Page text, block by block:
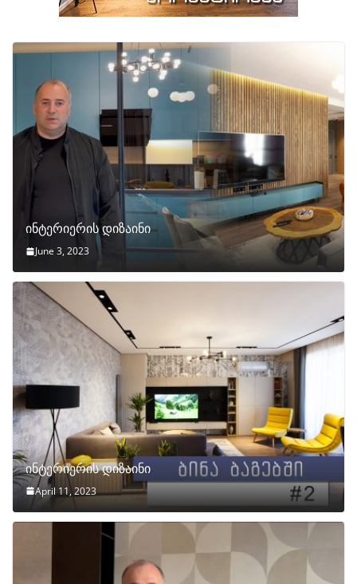
ინტერიერის დიზაინი
June 3, 2023
ინტერიერის დიზაინი
April 11, 2023